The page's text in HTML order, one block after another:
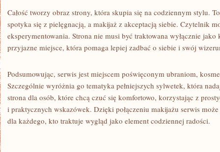
Całość tworzy obraz strony, która skupia się na codziennym stylu.
spotyka się z pielęgnacją, a makijaż z akceptacją siebie. Czytelnik
eksperymentowania. Strona nie musi być traktowana wyłącznie
przyjazne miejsce, która pomaga lepiej zadbać o siebie i swój
Podsumowując, serwis jest miejscem poświęconym ubraniom,
Szczególnie wyróżnia go tematyka pełniejszych sylwetek, która
strona dla osób, które chcą czuć się komfortowo, korzystając z
i praktycznych wskazówek. Dzięki połączeniu makijażu serwis
dla każdego, kto traktuje wygląd jako element codziennej radości.